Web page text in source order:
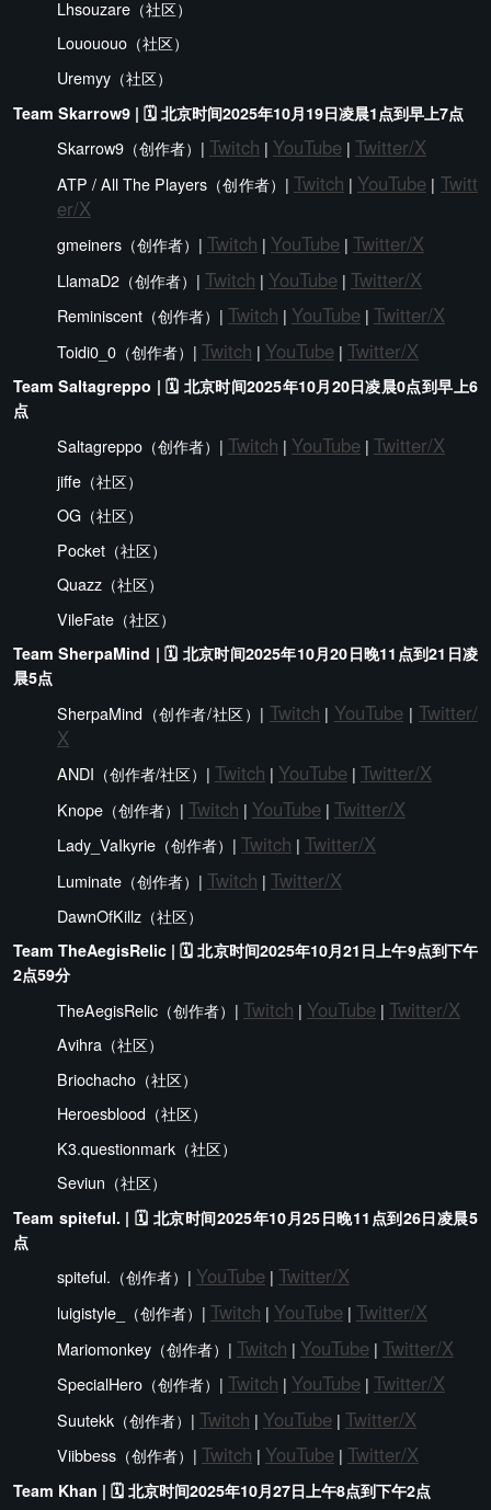
Lhsouzare（社区）
Louououo（社区）
Uremyy（社区）
Team Skarrow9 | 🗓️ 北京时间2025年10月19日凌晨1点到早上7点
Skarrow9（创作者）| Twitch | YouTube| Twitter/X
ATP / All The Players（创作者）| Twitch | YouTube| Twitt
er/X
gmeiners（创作者）| Twitch | YouTube| Twitter/X
LlamaD2（创作者）| Twitch | YouTube| Twitter/X
Reminiscent（创作者）| Twitch | YouTube| Twitter/X
Toidi0_0（创作者）| Twitch | YouTube| Twitter/X
Team Saltagreppo | 🗓️ 北京时间2025年10月20日凌晨0点到早上6
点
Saltagreppo（创作者）| Twitch | YouTube| Twitter/X
jiffe（社区）
OG（社区）
Pocket（社区）
Quazz（社区）
VileFate（社区）
Team SherpaMind | 🗓️ 北京时间2025年10月20日晚11点到21日凌
晨5点
SherpaMind（创作者/社区）| Twitch | YouTube| Twitter/
X
ANDI（创作者/社区）| Twitch | YouTube| Twitter/X
Knope（创作者）| Twitch | YouTube| Twitter/X
Lady_VaIkyrie（创作者）| Twitch | Twitter/X
Luminate（创作者）| Twitch | Twitter/X
DawnOfKillz（社区）
Team TheAegisRelic | 🗓️ 北京时间2025年10月21日上午9点到下午
2点59分
TheAegisRelic（创作者）| Twitch | YouTube| Twitter/X
Avihra（社区）
Briochacho（社区）
Heroesblood（社区）
K3.questionmark（社区）
Seviun（社区）
Team spiteful. | 🗓️ 北京时间2025年10月25日晚11点到26日凌晨5
点
spiteful.（创作者）| YouTube| Twitter/X
luigistyle_（创作者）| Twitch | YouTube| Twitter/X
Mariomonkey（创作者）| Twitch | YouTube| Twitter/X
SpecialHero（创作者）| Twitch | YouTube| Twitter/X
Suutekk（创作者）| Twitch | YouTube| Twitter/X
Viibbess（创作者）| Twitch | YouTube| Twitter/X
Team Khan | 🗓️ 北京时间2025年10月27日上午8点到下午2点